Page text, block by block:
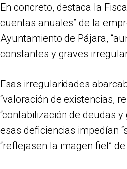
En concreto, destaca la
cuentas anuales” de la
Ayuntamiento de Pájara,
constantes y graves
Esas irregularidades
“valoración de existencias,
“contabilización de deudas
esas deficiencias impedían
“reflejasen la imagen fiel”